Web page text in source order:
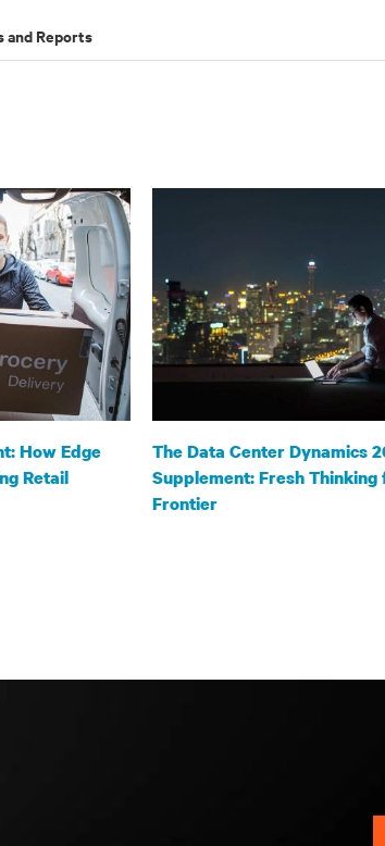
and Reports
How Edge
Retail
The Data Center Dynamics
Supplement: Fresh Thinking
Frontier